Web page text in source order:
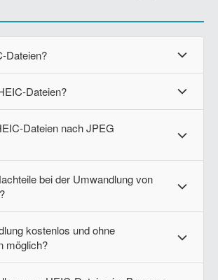
Dateien?
Dateien?
Dateien nach JPEG
bei der Umwandlung von
kostenlos und ohne
möglich?